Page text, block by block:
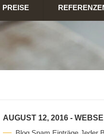
PREISE
AUGUST 12, 2016 -